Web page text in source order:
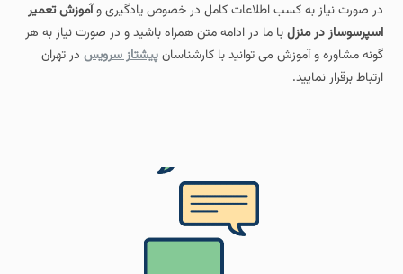
در صورت نیاز به کسب اطلاعات کامل در خصوص یادگیری وآموزش تعمیر
اسپرسوساز در منزلبا ما در ادامه متن همراه باشید و در صورت نیاز به هر
گونه مشاوره و آموزش می توانید با کارشناسانپیشتاز سرویس در تهران
ارتباط برقرار نمایید.